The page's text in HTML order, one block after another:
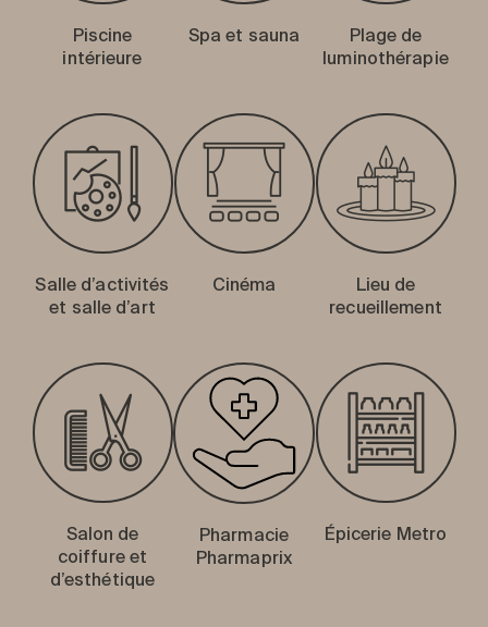
Piscine
intérieure
Spa et sauna
Plage de
luminothérapie
Salle d’activités
et salle d’art
Cinéma
Lieu de
recueillement
Salon de
coiffure et
d’esthétique
Pharmacie
Pharmaprix
Épicerie Metro